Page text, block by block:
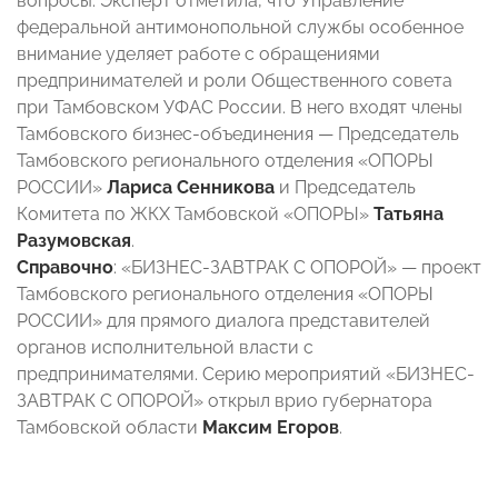
федеральной антимонопольной службы особенное
внимание уделяет работе с обращениями
предпринимателей и роли Общественного совета
при Тамбовском УФАС России. В него входят члены
Тамбовского бизнес-объединения — Председатель
Тамбовского регионального отделения «ОПОРЫ
РОССИИ» Лариса Сенникова и Председатель
Комитета по ЖКХ Тамбовской «ОПОРЫ» Татьяна
Разумовская.
Справочно: «БИЗНЕС-ЗАВТРАК С ОПОРОЙ» — проект
Тамбовского регионального отделения «ОПОРЫ
РОССИИ» для прямого диалога представителей
органов исполнительной власти с
предпринимателями. Серию мероприятий «БИЗНЕС-
ЗАВТРАК С ОПОРОЙ» открыл врио губернатора
Тамбовской области Максим Егоров.